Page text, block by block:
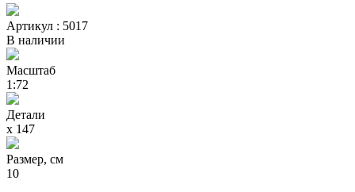
Артикул : 5017
В наличии
Масштаб
1:72
Детали
х 147
Размер, см
10